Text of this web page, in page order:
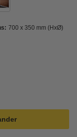
700 x 350 mm (HxØ)